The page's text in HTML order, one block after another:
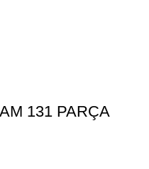
131 PARÇA